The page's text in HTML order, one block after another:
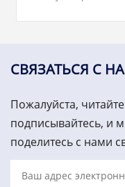
одновременно
динамических
США.Отличное
выгодная цена, добро
СВЯЗАТЬСЯ С
Пожалуйста,
подписывайтесь, и
поделитесь с нами